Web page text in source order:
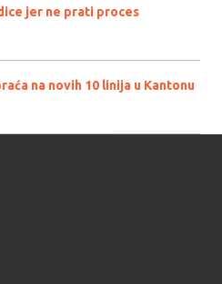
jer ne prati proces
na novih 10 linija u Kantonu